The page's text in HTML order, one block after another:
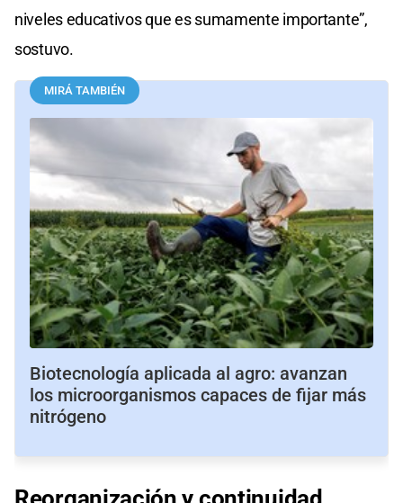
niveles educativos que es sumamente importante”,
sostuvo.
MIRÁ TAMBIÉN
Biotecnología aplicada al agro: avanzan
los microorganismos capaces de fijar más
nitrógeno